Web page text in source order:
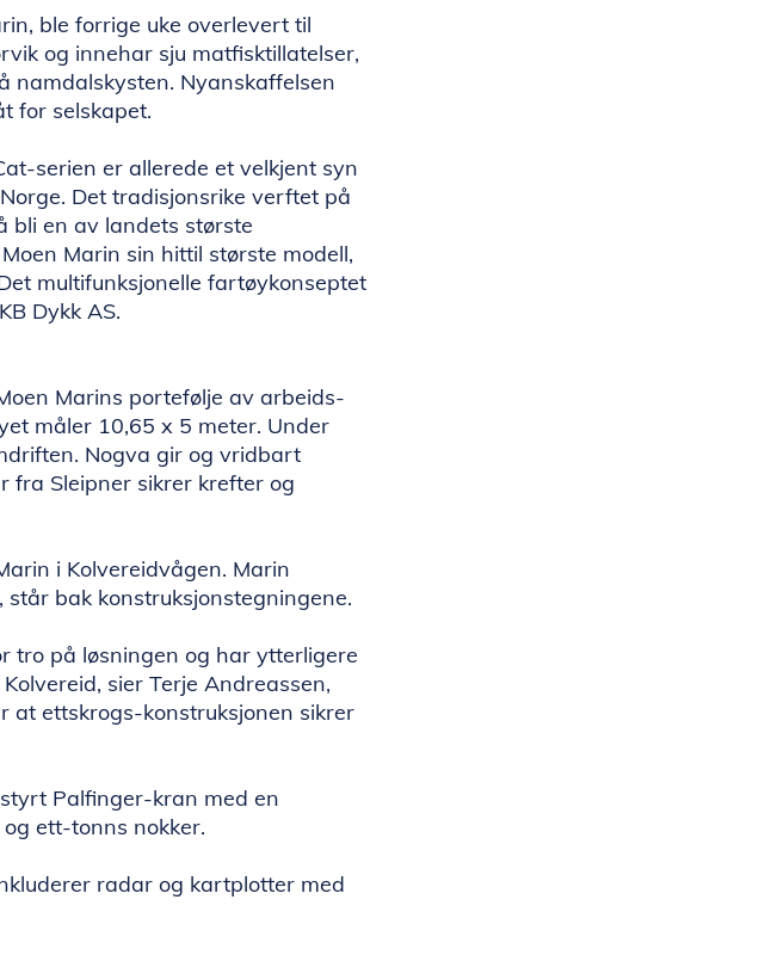
ble forrige uke overlevert til
og innehar sju matfisktillatelser,
namdalskysten. Nyanskaffelsen
for selskapet.
serien er allerede et velkjent syn
Det tradisjonsrike verftet på
bli en av landets største
Marin sin hittil største modell,
multifunksjonelle fartøykonseptet
Dykk AS.
Marins portefølje av arbeids-
måler 10,65 x 5 meter. Under
Nogva gir og vridbart
fra Sleipner sikrer krefter og
i Kolvereidvågen. Marin
bak konstruksjonstegningene.
tro på løsningen og har ytterligere
sier Terje Andreassen,
at ettskrogs-konstruksjonen sikrer
Palfinger-kran med en
ett-tonns nokker.
radar og kartplotter med